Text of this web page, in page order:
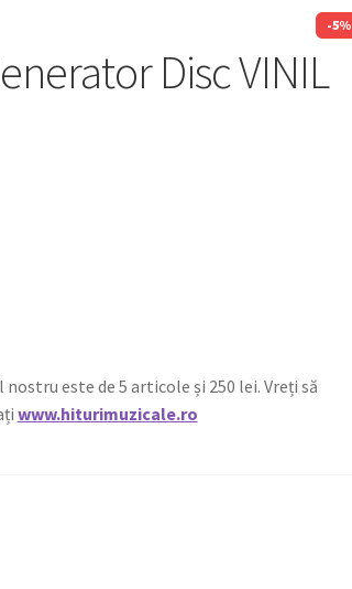
-5%
Disc VINIL
este de 5 articole și 250 lei. Vreți să
www.hiturimuzicale.ro